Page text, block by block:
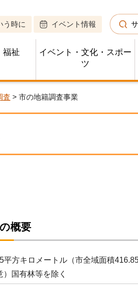
う時に イベント情報
福祉
イベント・文化・スポー
ツ
査 > 市の地籍調査事業
概要
平方キロメートル（市全域面積
）国有林等を除く